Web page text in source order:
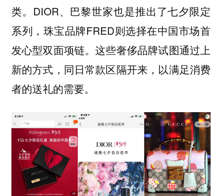
类。DIOR、巴黎世家也是推出了七夕限定
系列，珠宝品牌FRED则选择在中国市场首
发心型双面项链。这些奢侈品牌试图通过上
新的方式，同日常款区隔开来，以满足消费
者的送礼的需要。